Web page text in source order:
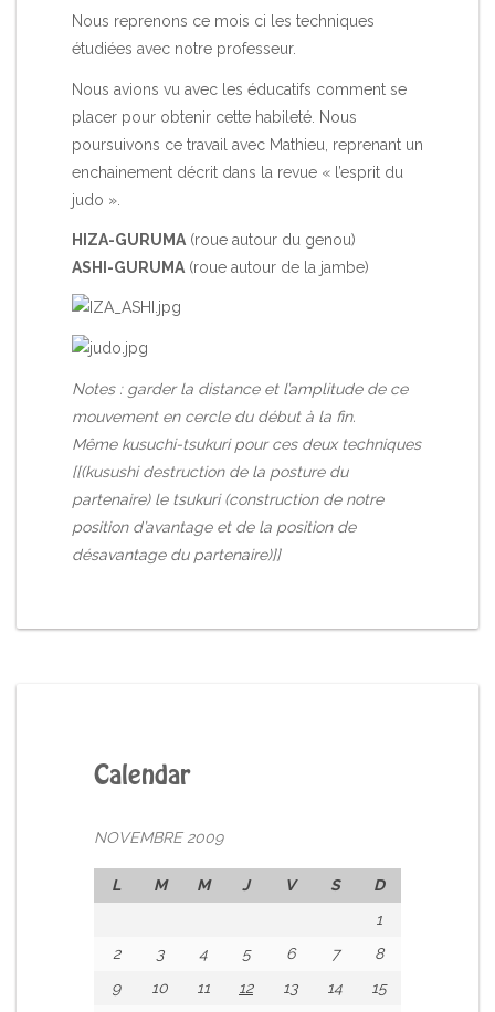
Nous reprenons ce mois ci les techniques
étudiées avec notre professeur.
Nous avions vu avec les éducatifs comment se
placer pour obtenir cette habileté. Nous
poursuivons ce travail avec Mathieu, reprenant un
enchainement décrit dans la revue « l’esprit du
judo ».
HIZA-GURUMA (roue autour du genou)
ASHI-GURUMA (roue autour de la jambe)
Notes : garder la distance et l’amplitude de ce
mouvement en cercle du début à la fin.
Même kusuchi-tsukuri pour ces deux techniques
[[(kusushi destruction de la posture du
partenaire) le tsukuri (construction de notre
position d’avantage et de la position de
désavantage du partenaire)]]
Calendar
NOVEMBRE 2009
L M M J V S
D
1
2
3 4 5 6 7
8
9
10 11 12 13 14
15